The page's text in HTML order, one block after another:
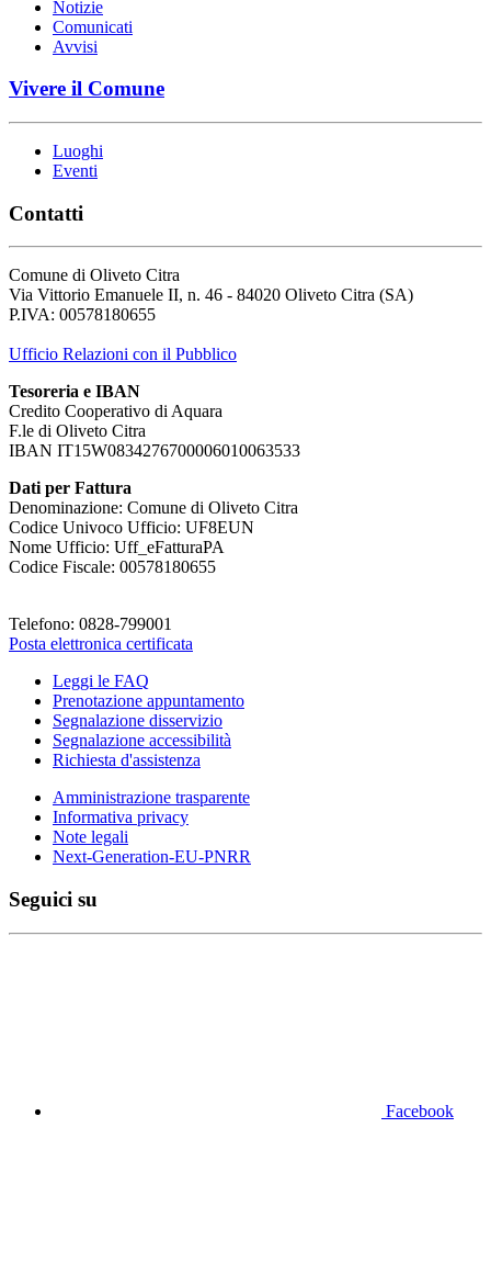
Notizie
Comunicati
Avvisi
Vivere il Comune
Luoghi
Eventi
Contatti
Comune di Oliveto Citra
Via Vittorio Emanuele II, n. 46 - 84020 Oliveto Citra (SA)
P.IVA: 00578180655
Ufficio Relazioni con il Pubblico
Tesoreria e IBAN
Credito Cooperativo di Aquara
F.le di Oliveto Citra
IBAN IT15W0834276700006010063533
Dati per Fattura
Denominazione: Comune di Oliveto Citra
Codice Univoco Ufficio: UF8EUN
Nome Ufficio: Uff_eFatturaPA
Codice Fiscale: 00578180655
Telefono: 0828-799001
Posta elettronica certificata
Leggi le FAQ
Prenotazione appuntamento
Segnalazione disservizio
Segnalazione accessibilità
Richiesta d'assistenza
Amministrazione trasparente
Informativa privacy
Note legali
Next-Generation-EU-PNRR
Seguici su
Facebook